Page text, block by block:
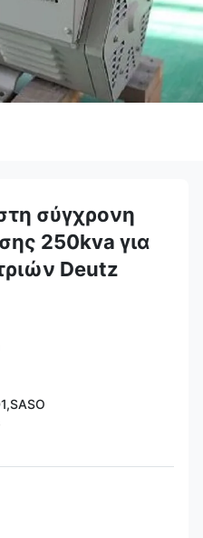
σύγχρονη
250kva για
Deutz